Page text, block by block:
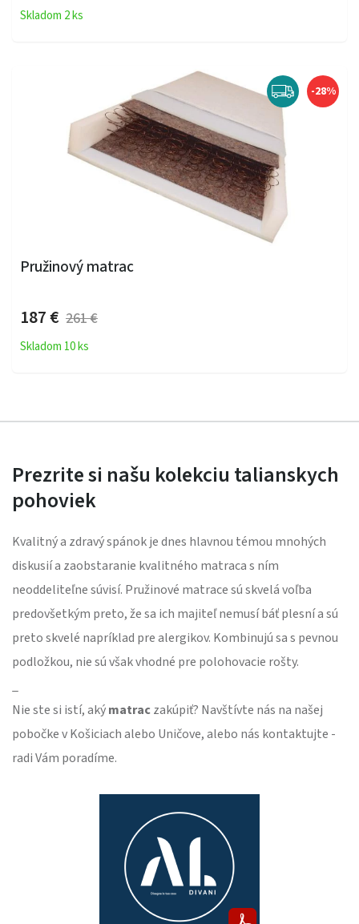
Skladom 2 ks
-28%
Pružinový matrac
187 € 261 €
Skladom 10 ks
Prezrite si našu kolekciu talianskych
pohoviek
Kvalitný a zdravý spánok je dnes hlavnou témou mnohých
diskusií a zaobstaranie kvalitného matraca s ním
neoddeliteľne súvisí. Pružinové matrace sú skvelá voľba
predovšetkým preto, že sa ich majiteľ nemusí báť plesní a sú
preto skvelé napríklad pre alergikov. Kombinujú sa s pevnou
podložkou, nie sú však vhodné pre polohovacie rošty.
Nie ste si istí, akýmatraczakúpiť? Navštívte nás na našej
pobočke v Košiciach alebo Uničove, alebo nás kontaktujte -
radi Vám poradíme.